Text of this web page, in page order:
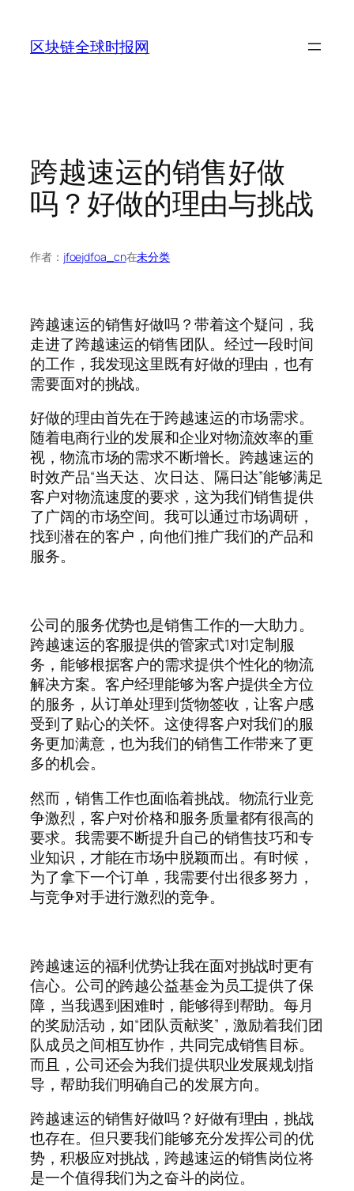
区块链全球时报网
跨越速运的销售好做
吗？好做的理由与挑战
作者： jfoejdfoa_cn在未分类
跨越速运的销售好做吗？带着这个疑问，我
走进了跨越速运的销售团队。经过一段时间
的工作，我发现这里既有好做的理由，也有
需要面对的挑战。
好做的理由首先在于跨越速运的市场需求。
随着电商行业的发展和企业对物流效率的重
视，物流市场的需求不断增长。跨越速运的
时效产品“当天达、次日达、隔日达”能够满足
客户对物流速度的要求，这为我们销售提供
了广阔的市场空间。我可以通过市场调研，
找到潜在的客户，向他们推广我们的产品和
服务。
公司的服务优势也是销售工作的一大助力。
跨越速运的客服提供的管家式1对1定制服
务，能够根据客户的需求提供个性化的物流
解决方案。客户经理能够为客户提供全方位
的服务，从订单处理到货物签收，让客户感
受到了贴心的关怀。这使得客户对我们的服
务更加满意，也为我们的销售工作带来了更
多的机会。
然而，销售工作也面临着挑战。物流行业竞
争激烈，客户对价格和服务质量都有很高的
要求。我需要不断提升自己的销售技巧和专
业知识，才能在市场中脱颖而出。有时候，
为了拿下一个订单，我需要付出很多努力，
与竞争对手进行激烈的竞争。
跨越速运的福利优势让我在面对挑战时更有
信心。公司的跨越公益基金为员工提供了保
障，当我遇到困难时，能够得到帮助。每月
的奖励活动，如“团队贡献奖”，激励着我们团
队成员之间相互协作，共同完成销售目标。
而且，公司还会为我们提供职业发展规划指
导，帮助我们明确自己的发展方向。
跨越速运的销售好做吗？好做有理由，挑战
也存在。但只要我们能够充分发挥公司的优
势，积极应对挑战，跨越速运的销售岗位将
是一个值得我们为之奋斗的岗位。